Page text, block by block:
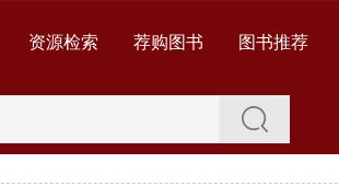
资源检索 荐购图书 图书推荐